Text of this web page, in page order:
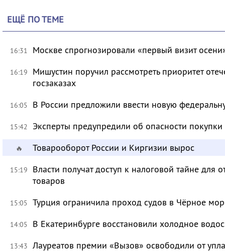
ЕЩЁ ПО ТЕМЕ
16:31 Москве спрогнозировали «первый визит
16:19
Мишустин поручил рассмотреть приоритет
госзаказах
16:05 В России предложили ввести новую
15:42 Эксперты предупредили об опасности
🔥 Товарооборот России и Киргизии вырос
15:19
Власти получат доступ к налоговой тайне для
товаров
15:05 Турция ограничила проход судов в Чёрное
14:05 В Екатеринбурге восстановили холодное
13:43 Лауреатов премии «Вызов» освободили от